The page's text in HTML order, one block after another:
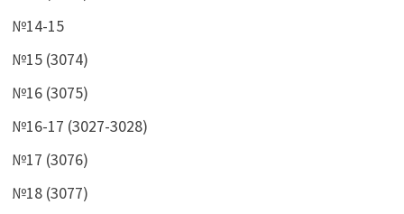
№14-15
№15 (3074)
№16 (3075)
№16-17 (3027-3028)
№17 (3076)
№18 (3077)